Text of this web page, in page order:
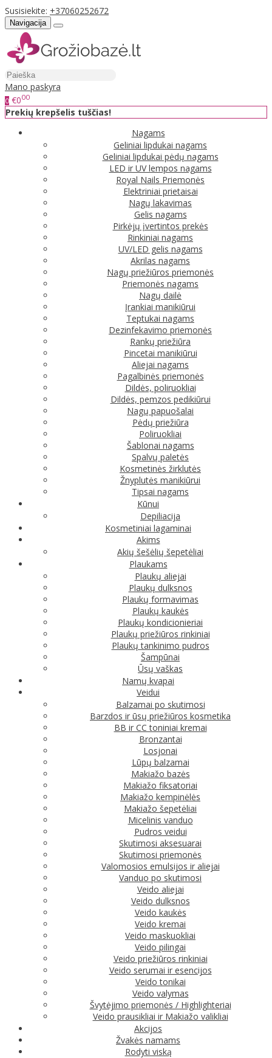
Susisiekite: +37060252672
Navigacija
Mano paskyra
0 €000
Prekių krepšelis tuščias!
Nagams
Geliniai lipdukai nagams
Geliniai lipdukai pėdų nagams
LED ir UV lempos nagams
Royal Nails Priemonės
Elektriniai prietaisai
Nagų lakavimas
Gelis nagams
Pirkėjų įvertintos prekės
Rinkiniai nagams
UV/LED gelis nagams
Akrilas nagams
Nagų priežiūros priemonės
Priemonės nagams
Nagų dailė
Įrankiai manikiūrui
Teptukai nagams
Dezinfekavimo priemonės
Rankų priežiūra
Pincetai manikiūrui
Aliejai nagams
Pagalbinės priemonės
Dildės, poliruokliai
Dildės, pemzos pedikiūrui
Nagų papuošalai
Pėdų priežiūra
Poliruokliai
Šablonai nagams
Spalvų paletės
Kosmetinės žirklutės
Žnyplutės manikiūrui
Tipsai nagams
Kūnui
Depiliacija
Kosmetiniai lagaminai
Akims
Akių šešėlių šepetėliai
Plaukams
Plaukų aliejai
Plaukų dulksnos
Plaukų formavimas
Plaukų kaukės
Plaukų kondicionieriai
Plaukų priežiūros rinkiniai
Plaukų tankinimo pudros
Šampūnai
Ūsų vaškas
Namų kvapai
Veidui
Balzamai po skutimosi
Barzdos ir ūsų priežiūros kosmetika
BB ir CC toniniai kremai
Bronzantai
Losjonai
Lūpų balzamai
Makiažo bazės
Makiažo fiksatoriai
Makiažo kempinėlės
Makiažo šepetėliai
Micelinis vanduo
Pudros veidui
Skutimosi aksesuarai
Skutimosi priemonės
Valomosios emulsijos ir aliejai
Vanduo po skutimosi
Veido aliejai
Veido dulksnos
Veido kaukės
Veido kremai
Veido maskuokliai
Veido pilingai
Veido priežiūros rinkiniai
Veido serumai ir esencijos
Veido tonikai
Veido valymas
Švytėjimo priemonės / Highlighteriai
Veido prausikliai ir Makiažo valikliai
Akcijos
Žvakės namams
Rodyti viską